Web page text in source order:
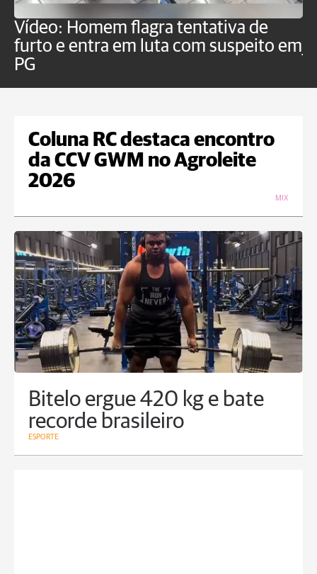
Vídeo: Homem flagra tentativa de
furto e entra em luta com suspeito em
PG
Coluna RC destaca encontro
da CCV GWM no Agroleite
2026
MIX
Bitelo ergue 420 kg e bate
recorde brasileiro
ESPORTE